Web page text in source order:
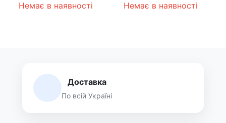
Немає в наявності
Немає в наявності
Доставка
По всій Україні